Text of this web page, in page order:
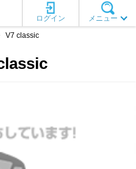
メニュー
ログイン
V7 classic